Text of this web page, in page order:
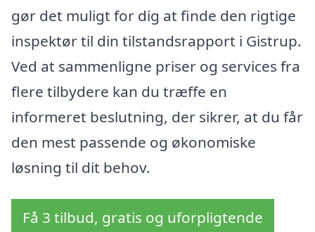
gør det muligt for dig at finde den rigtige
inspektør til din tilstandsrapport i Gistrup.
Ved at sammenligne priser og services fra
flere tilbydere kan du træffe en
informeret beslutning, der sikrer, at du får
den mest passende og økonomiske
løsning til dit behov.
Få 3 tilbud, gratis og uforpligtende